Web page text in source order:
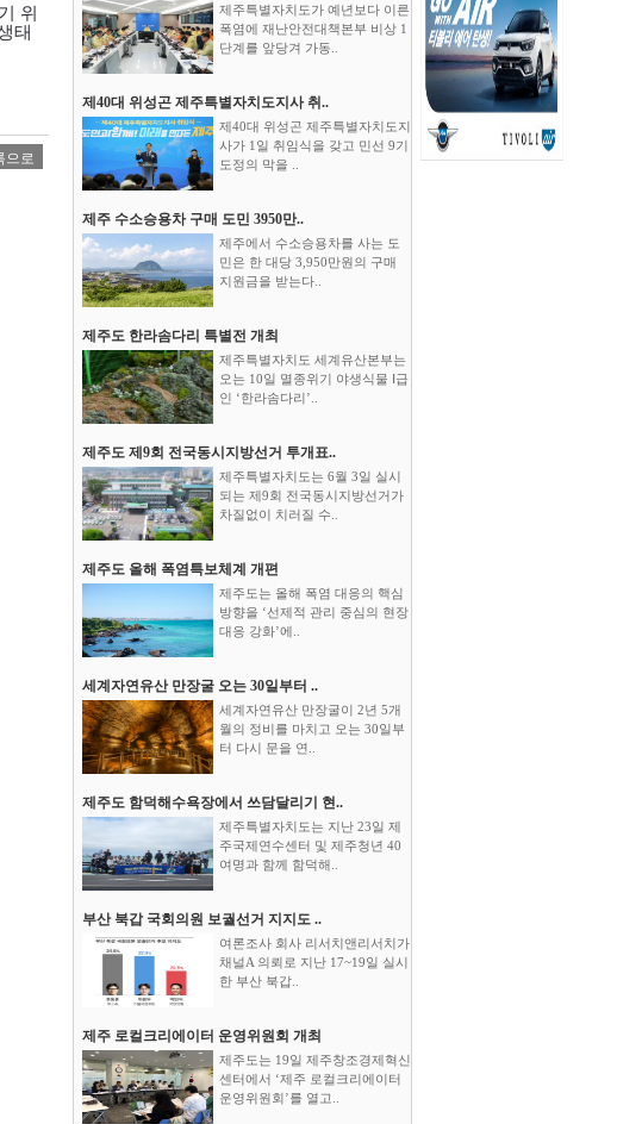
기 위
태
으로
제주특별자치도가 예년보다 이른
폭염에 재난안전대책본부 비상 1
단계를 앞당겨 가동..
제40대 위성곤 제주특별자치도지사 취..
제40대 위성곤 제주특별자치도지
사가 1일 취임식을 갖고 민선 9기
도정의 막을 ..
제주 수소승용차 구매 도민 3950만..
제주에서 수소승용차를 사는 도
민은 한 대당 3,950만원의 구매
지원금을 받는다..
제주도 한라솜다리 특별전 개최
제주특별자치도 세계유산본부는
오는 10일 멸종위기 야생식물 Ⅰ급
인 ‘한라솜다리’..
제주도 제9회 전국동시지방선거 투개표..
제주특별자치도는 6월 3일 실시
되는 제9회 전국동시지방선거가
차질없이 치러질 수..
제주도 올해 폭염특보체계 개편
제주도는 올해 폭염 대응의 핵심
방향을 ‘선제적 관리 중심의 현장
대응 강화’에..
세계자연유산 만장굴 오는 30일부터 ..
세계자연유산 만장굴이 2년 5개
월의 정비를 마치고 오는 30일부
터 다시 문을 연..
제주도 함덕해수욕장에서 쓰담달리기 현..
제주특별자치도는 지난 23일 제
주국제연수센터 및 제주청년 40
여명과 함께 함덕해..
부산 북갑 국회의원 보궐선거 지지도 ..
여론조사 회사 리서치앤리서치가
채널A 의뢰로 지난 17~19일 실시
한 부산 북갑..
제주 로컬크리에이터 운영위원회 개최
제주도는 19일 제주창조경제혁신
센터에서 ‘제주 로컬크리에이터
운영위원회’를 열고..